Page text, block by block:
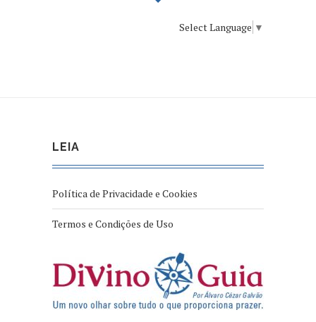
Select Language ▼
LEIA
Política de Privacidade e Cookies
Termos e Condições de Uso